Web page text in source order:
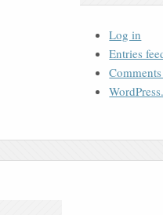
Log in
Entries